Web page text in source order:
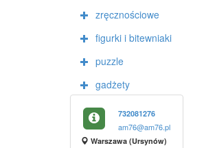
zręcznościowe
figurki i bitewniaki
puzzle
gadżety
732081276
am76@am76.pl
Warszawa (Ursynów)